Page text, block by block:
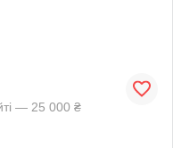
— 25 000 ₴